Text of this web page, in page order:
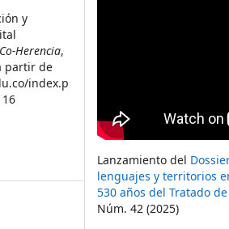
y
Co-Herencia,
partir de
index.p
Lanzamiento del
lenguajes y territorios
530 años del Tratado
Núm. 42 (2025)